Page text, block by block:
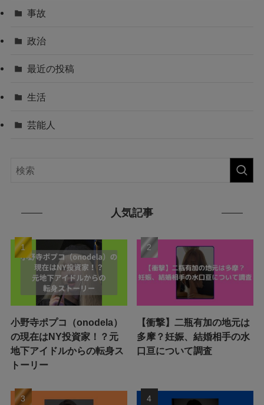
事故
政治
最近の投稿
生活
芸能人
人気記事
小野寺ポプコ（onodela）
の現在はNY投資家！？元
地下アイドルからの転身ス
トーリー
【衝撃】二瓶有加の地元は
多摩？妊娠、結婚相手の水
口亘について調査